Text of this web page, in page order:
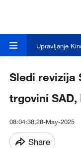
Upravljanje
Sledi revizija
trgovini
08:04:38,28-May-2025
Share